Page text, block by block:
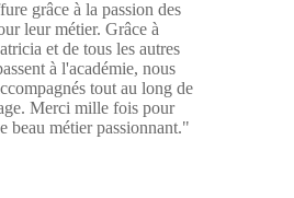
grâce à la passion des
leur métier. Grâce à
et de tous les autres
à l'académie, nous
tout au long de
Merci mille fois pour
beau métier passionnant."